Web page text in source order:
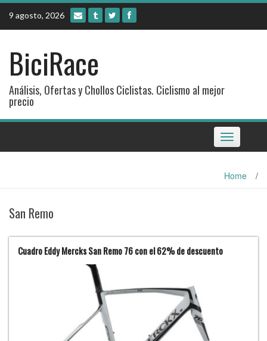
Skip
content
9 agosto, 2026
BiciRace
Análisis, Ofertas y Chollos Ciclistas. Ciclismo al mejor
precio
Toggle
navigation
Home /
San Remo
Cuadro Eddy Mercks San Remo 76 con el 62% de descuento